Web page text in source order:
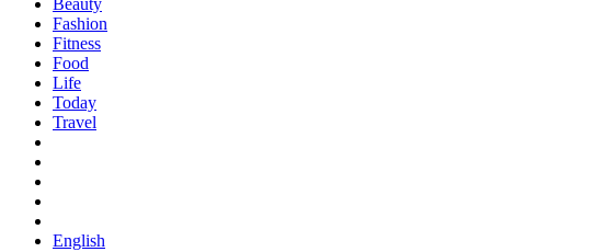
Fashion
Fitness
Food
Life
Today
Travel
English